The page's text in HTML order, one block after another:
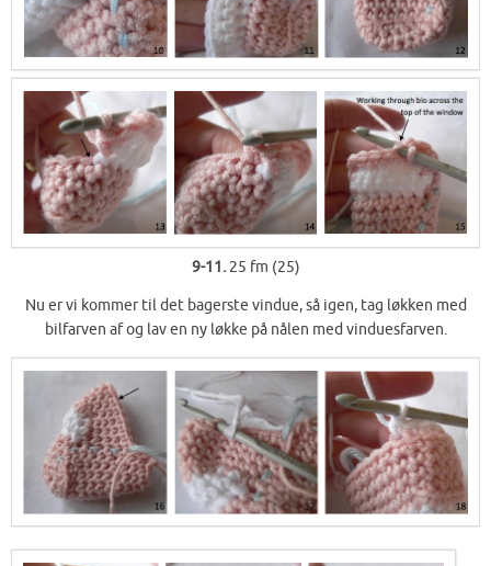
9-11. 25 fm (25)
Nu er vi kommer til det bagerste vindue, så igen, tag løkken med
bilfarven af og lav en ny løkke på nålen med vinduesfarven.